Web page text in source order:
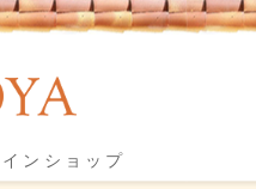
ンショップ